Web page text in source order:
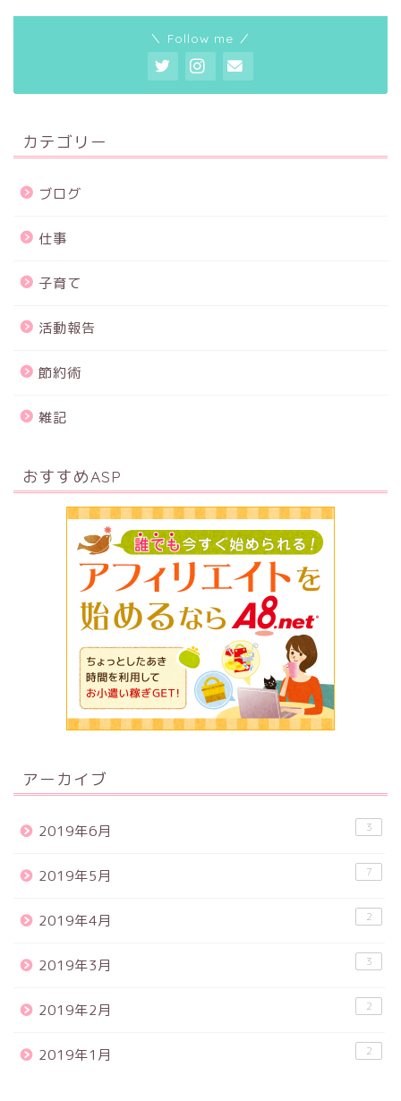
＼ Follow me ／
カテゴリー
ブログ
仕事
子育て
活動報告
節約術
雑記
おすすめASP
アーカイブ
2019年6月 3
2019年5月 7
2019年4月 2
2019年3月 3
2019年2月 2
2019年1月 2